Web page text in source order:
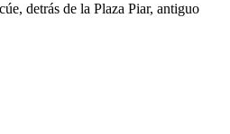
detrás de la Plaza Piar, antiguo